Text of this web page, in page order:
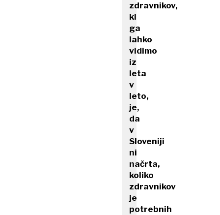
zdravnikov,
ki
ga
lahko
vidimo
iz
leta
v
leto,
je,
da
v
Sloveniji
ni
načrta,
koliko
zdravnikov
je
potrebnih